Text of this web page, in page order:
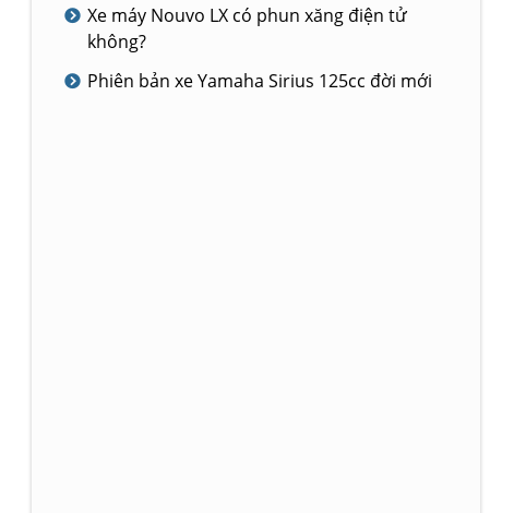
Xe máy Nouvo LX có phun xăng điện tử
không?
Phiên bản xe Yamaha Sirius 125cc đời mới